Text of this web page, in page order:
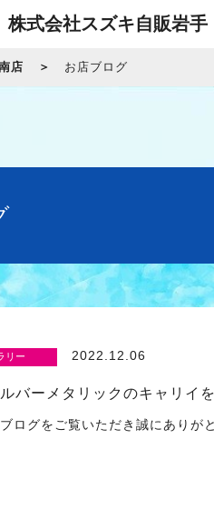
株式会社スズキ自販岩手
店 お店ブログ
リー 2022.12.06
バーメタリックのキャリイ
ログをご覧いただき誠にありが